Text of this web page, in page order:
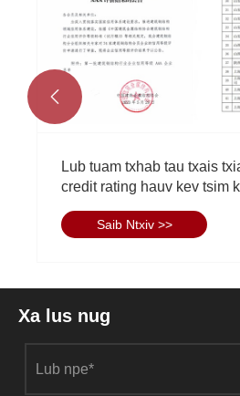
Lub tuam txhab tau txais
credit rating hauv kev tsim
Saib Ntxiv >>

Xa lus nug